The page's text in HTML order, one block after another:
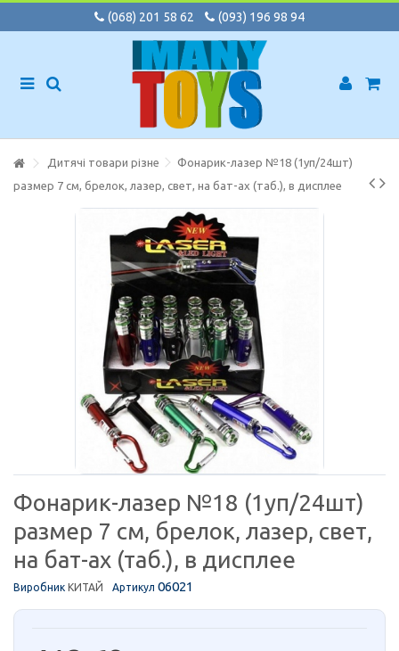
(068) 201 58 62 (093) 196 98 94
Дитячі товари різне
Фонарик-лазер №18 (1уп/24шт)
размер 7 см, брелок, лазер, свет, на бат-ах (таб.), в дисплее
Фонарик-лазер №18 (1уп/24шт)
размер 7 см, брелок, лазер, свет,
на бат-ах (таб.), в дисплее
Виробник КИТАЙ Артикул 06021